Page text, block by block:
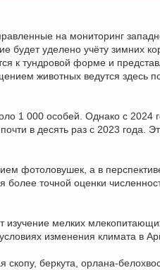
на мониторинг
будет уделено учёту зимних
к тундровой форме и
животных ведутся здесь
1 000 особей. Однако с 2024
в десять раз с 2023 года.
фотоловушек, а в
более точной оценки
изучение мелких
изменения климата в
беркута, орлана-